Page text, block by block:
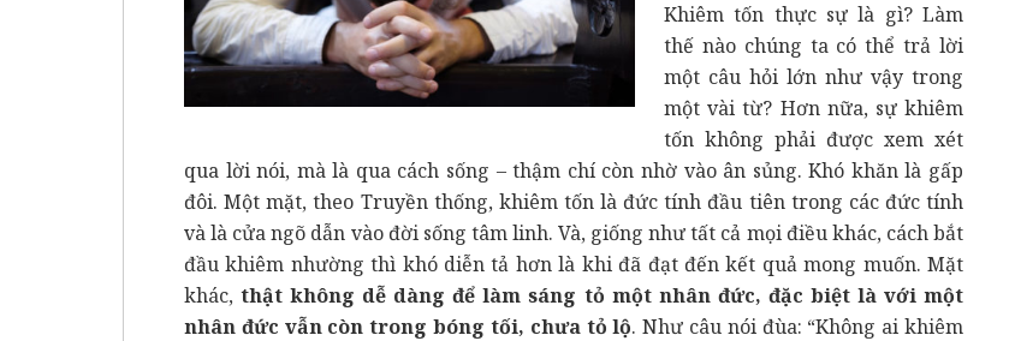
Khiêm tốn thực sự là gì? Làm
thế nào chúng ta có thể trả lời
một câu hỏi lớn như vậy trong
một vài từ? Hơn nữa, sự khiêm
tốn không phải được xem xét
qua lời nói, mà là qua cách sống – thậm chí còn nhờ vào ân sủng. Khó khăn là gấp
đôi. Một mặt, theo Truyền thống, khiêm tốn là đức tính đầu tiên trong các đức tính
và là cửa ngõ dẫn vào đời sống tâm linh. Và, giống như tất cả mọi điều khác, cách bắt
đầu khiêm nhường thì khó diễn tả hơn là khi đã đạt đến kết quả mong muốn. Mặt
khác,thật không dễ dàng để làm sáng tỏ một nhân đức, đặc biệt là với một
nhân đức vẫn còn trong bóng tối, chưa tỏ lộ. Như câu nói đùa: “Không ai khiêm